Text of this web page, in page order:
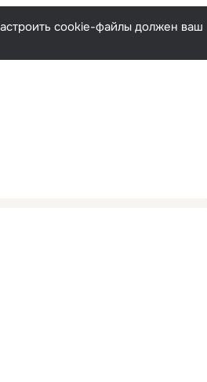
Русский
cookie-файлы должен ваш